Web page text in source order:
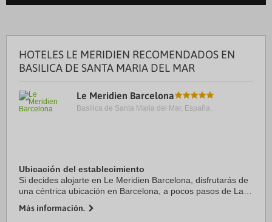
HOTELES LE MERIDIEN RECOMENDADOS EN
BASILICA DE SANTA MARIA DEL MAR
Le Meridien Barcelona
Basilica de Santa Maria del Mar, España.
Ubicación del establecimiento
Si decides alojarte en Le Meridien Barcelona, disfrutarás de
una céntrica ubicación en Barcelona, a pocos pasos de La
Además, este hotel de lujo se ...
Más información.